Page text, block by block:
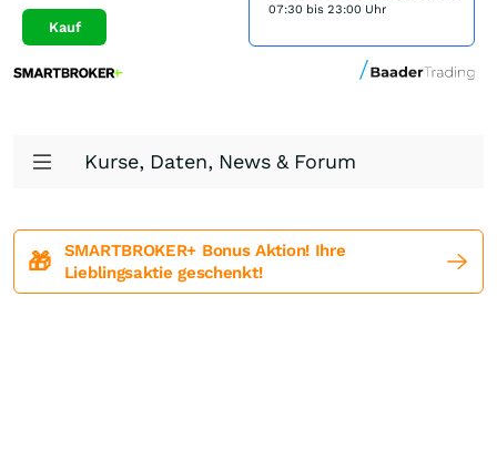
Kauf
07:30 bis 23:00 Uhr
Kurse, Daten, News & Forum
🎁
SMARTBROKER+ Bonus Aktion! Ihre
Lieblingsaktie geschenkt!